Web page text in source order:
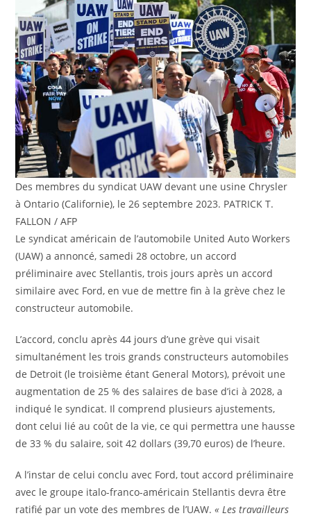
Des membres du syndicat UAW devant une usine Chrysler
à Ontario (Californie), le 26 septembre 2023. PATRICK T.
FALLON / AFP
Le syndicat américain de l’automobile United Auto Workers
(UAW) a annoncé, samedi 28 octobre, un accord
préliminaire avec Stellantis, trois jours après un accord
similaire avec Ford, en vue de mettre fin à la grève chez le
constructeur automobile.
L’accord, conclu après 44 jours d’une grève qui visait
simultanément les trois grands constructeurs automobiles
de Detroit (le troisième étant General Motors), prévoit une
augmentation de 25 % des salaires de base d’ici à 2028, a
indiqué le syndicat. Il comprend plusieurs ajustements,
dont celui lié au coût de la vie, ce qui permettra une hausse
de 33 % du salaire, soit 42 dollars (39,70 euros) de l’heure.
A l’instar de celui conclu avec Ford, tout accord préliminaire
avec le groupe italo-franco-américain Stellantis devra être
ratifié par un vote des membres de l’UAW.« Les travailleurs